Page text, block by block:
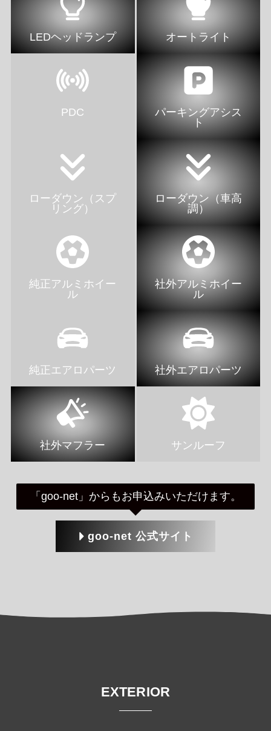
LEDヘッドランプ オートライト
PDC
パーキングアシス
ト
ローダウン（スプ
リング）
ローダウン（車高
調）
純正アルミホイー
ル
社外アルミホイー
ル
純正エアロパーツ 社外エアロパーツ
社外マフラー サンルーフ
「goo-net」からもお申込みいただけます。
goo-net 公式サイト
EXTERIOR